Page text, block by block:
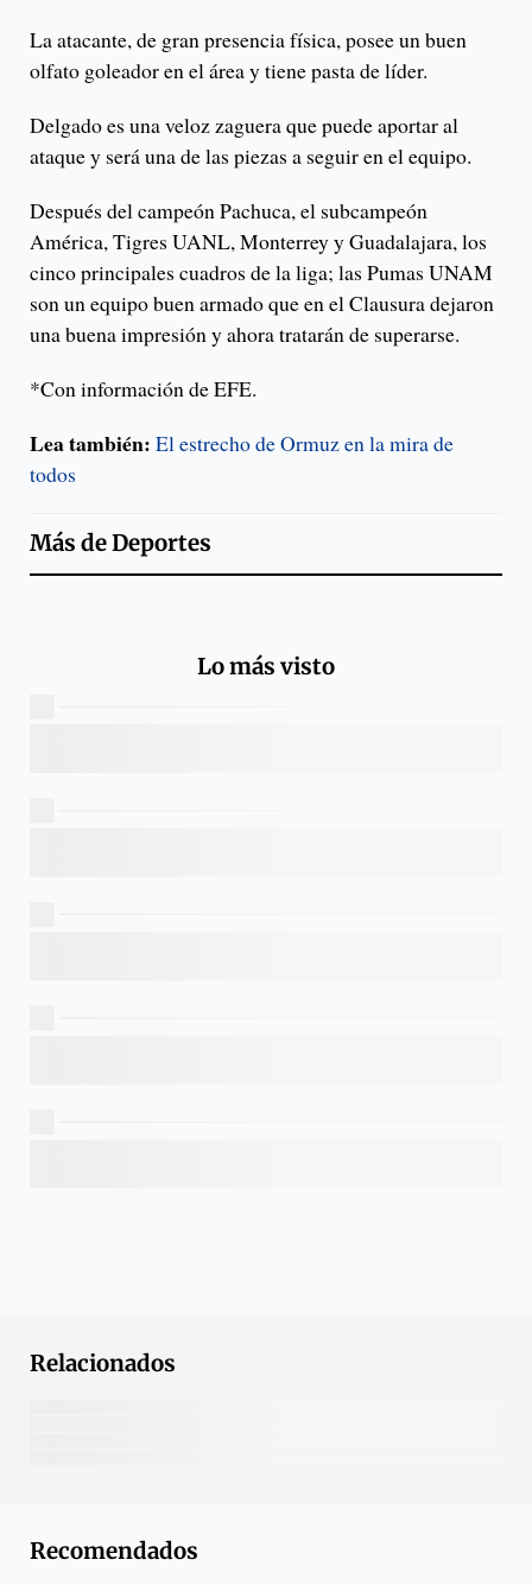
La atacante, de gran presencia física, posee un buen
olfato goleador en el área y tiene pasta de líder.
Delgado es una veloz zaguera que puede aportar al
ataque y será una de las piezas a seguir en el equipo.
Después del campeón Pachuca, el subcampeón
América, Tigres UANL, Monterrey y Guadalajara, los
cinco principales cuadros de la liga; las Pumas UNAM
son un equipo buen armado que en el Clausura dejaron
una buena impresión y ahora tratarán de superarse.
*Con información de EFE.
Lea también: El estrecho de Ormuz en la mira de
todos
Más deDeportes
Lo más visto
Relacionados
Recomendados